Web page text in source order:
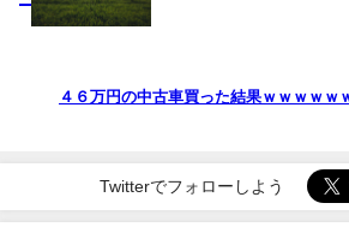
４６万円の中古車買った結果ｗｗｗｗｗ
Twitterでフォローしよう